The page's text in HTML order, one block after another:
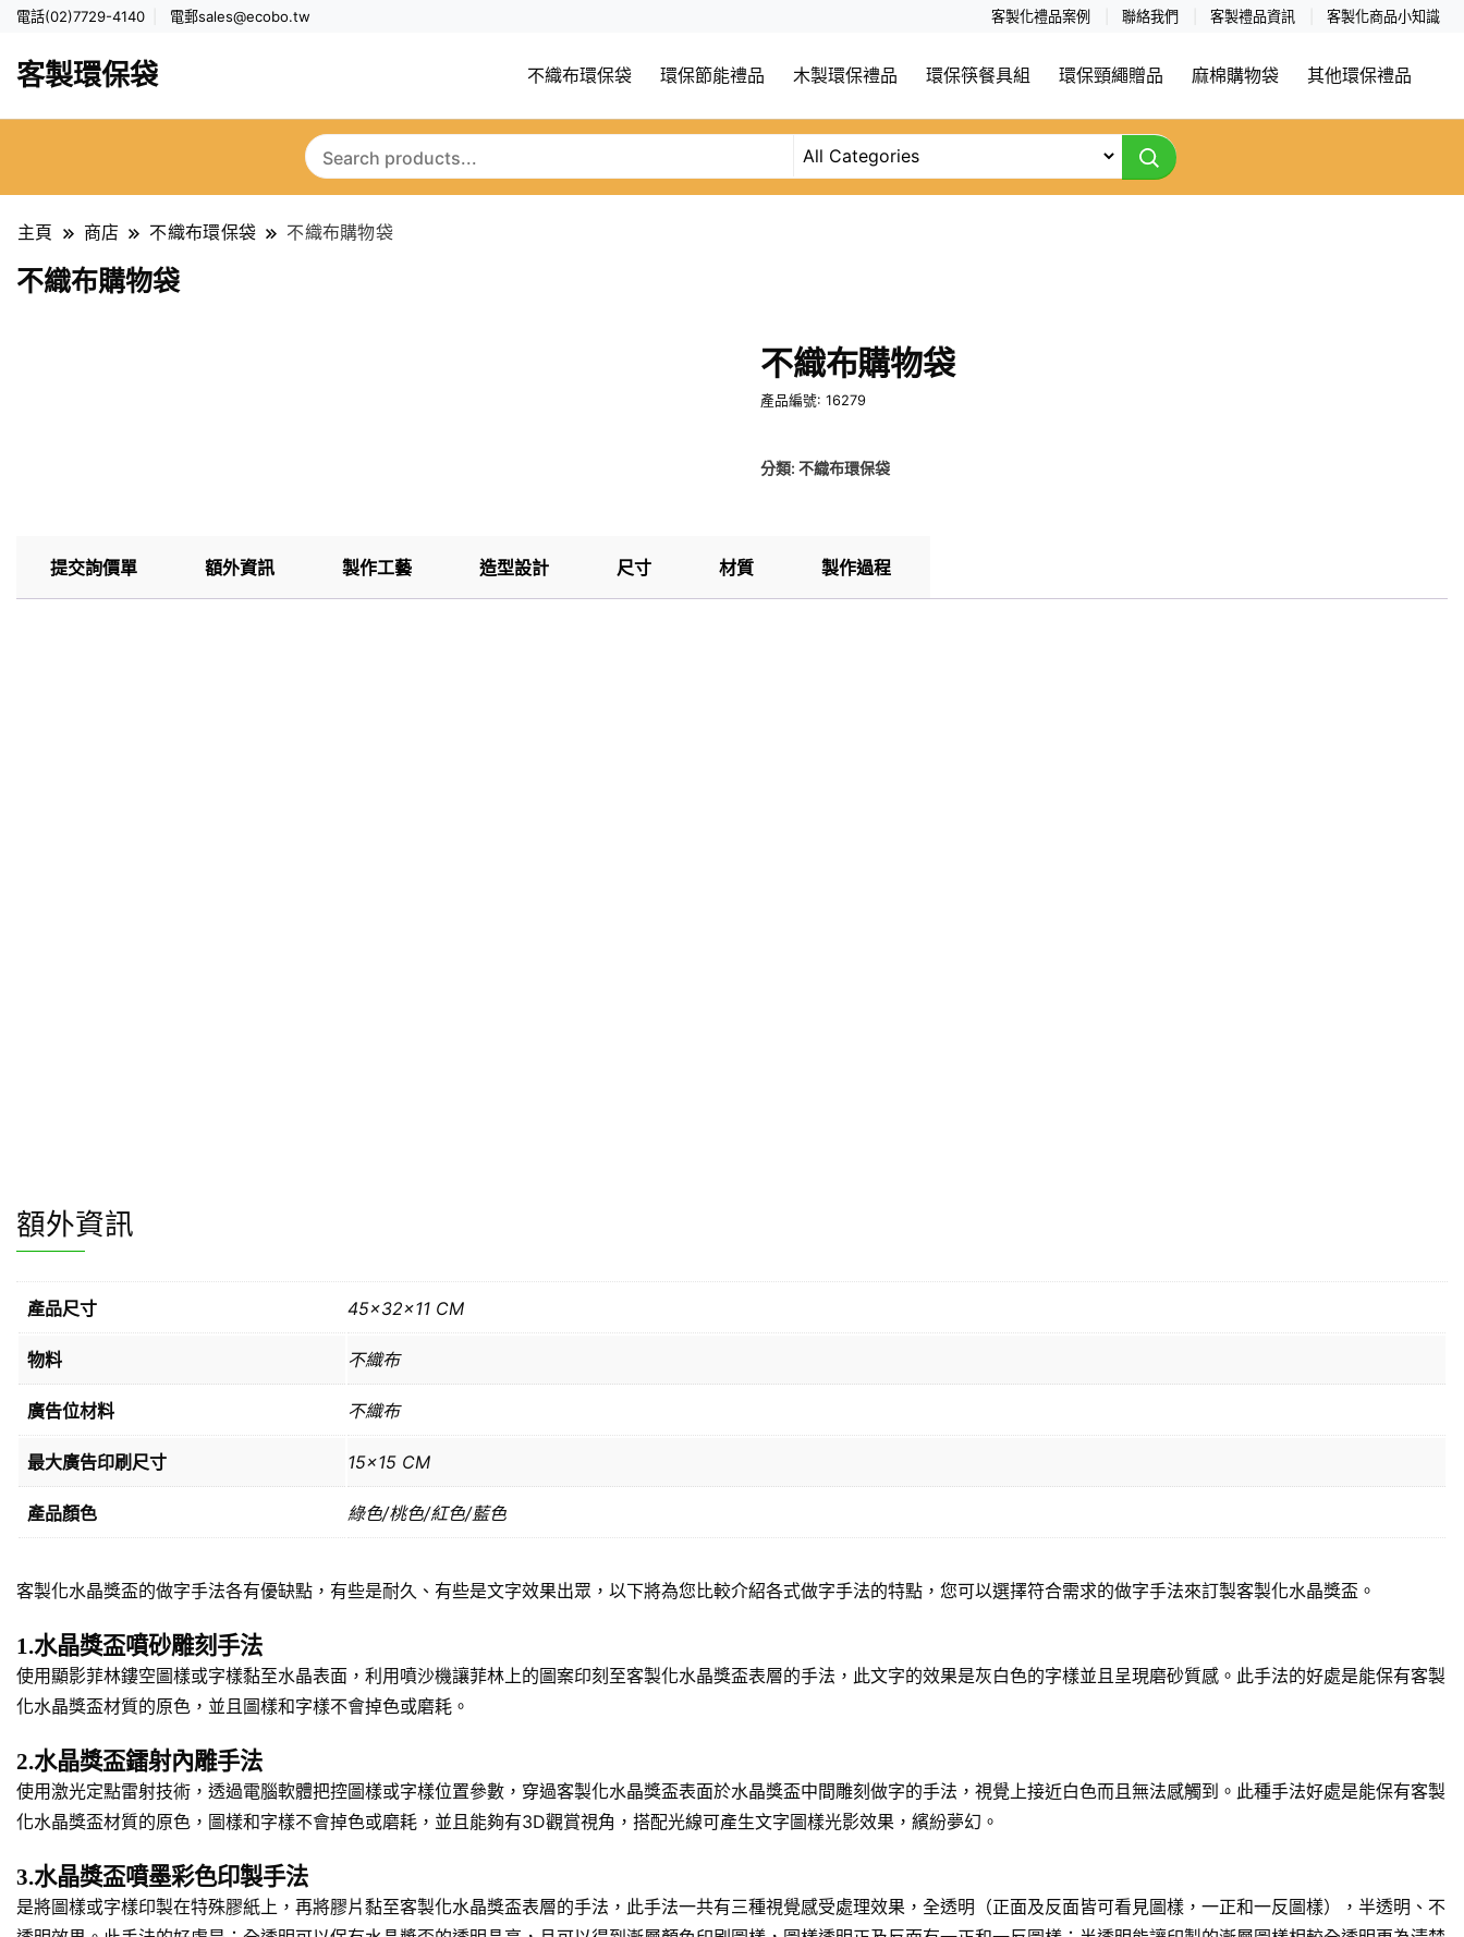
電話(02)7729-4140 電郵sales@ecobo.tw 客製化禮品案例 聯絡我們 客製禮品資訊 客製化商品小知識
客製環保袋 不織布環保袋 環保節能禮品 木製環保禮品 環保筷餐具組 環保頸繩贈品 麻棉購物袋 其他環保禮品
主頁 商店 不織布環保袋 不織布購物袋
不織布購物袋
不織布購物袋
產品編號: 16279
分類:不織布環保袋
提交詢價單 額外資訊 製作工藝 造型設計 尺寸 材質 製作過程
額外資訊
產品尺寸 45x32x11 CM
物料 不織布
廣告位材料 不織布
最大廣告印刷尺寸 15×15 CM
產品顏色 綠色/桃色/紅色/藍色
客製化水晶獎盃的做字手法各有優缺點，有些是耐久、有些是文字效果出眾，以下將為您比較介紹各式做字手法的特點，您可以選擇符合需求的做字手法來訂製客製化水晶獎盃。
1.水晶獎盃噴砂雕刻手法
使用顯影菲林鏤空圖樣或字樣黏至水晶表面，利用噴沙機讓菲林上的圖案印刻至客製化水晶獎盃表層的手法，此文字的效果是灰白色的字樣並且呈現磨砂質感。此手法的好處是能保有客製
化水晶獎盃材質的原色，並且圖樣和字樣不會掉色或磨耗。
2.水晶獎盃鐳射內雕手法
使用激光定點雷射技術，透過電腦軟體把控圖樣或字樣位置參數，穿過客製化水晶獎盃表面於水晶獎盃中間雕刻做字的手法，視覺上接近白色而且無法感觸到。此種手法好處是能保有客製
化水晶獎盃材質的原色，圖樣和字樣不會掉色或磨耗，並且能夠有3D觀賞視角，搭配光線可產生文字圖樣光影效果，繽紛夢幻。
3.水晶獎盃噴墨彩色印製手法
是將圖樣或字樣印製在特殊膠紙上，再將膠片黏至客製化水晶獎盃表層的手法，此手法一共有三種視覺感受處理效果，全透明（正面及反面皆可看見圖樣，一正和一反圖樣），半透明、不